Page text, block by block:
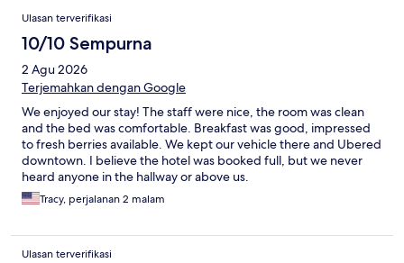
Ulasan terverifikasi
10/10 Sempurna
2 Agu 2026
Terjemahkan dengan Google
We enjoyed our stay! The staff were nice, the room was clean
and the bed was comfortable. Breakfast was good, impressed
to fresh berries available. We kept our vehicle there and Ubered
downtown. I believe the hotel was booked full, but we never
heard anyone in the hallway or above us.
Tracy, perjalanan 2 malam
Ulasan terverifikasi